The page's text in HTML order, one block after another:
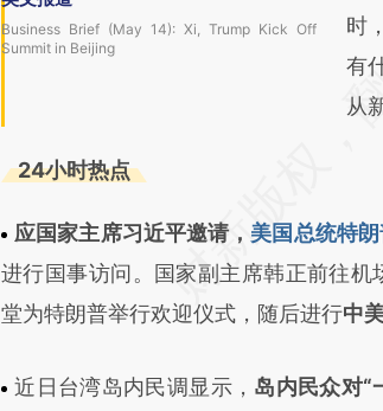
Business Brief (May 14): Xi, Trump Kick Off
Summit in Beijing
比
时
有
从
24小时热点
应国家主席习近平邀请， 美国总统特
进行国事访问。国家副主席韩正前往机
堂为特朗普举行欢迎仪式，随后进行中
近日台湾岛内民调显示， 岛内民众对“